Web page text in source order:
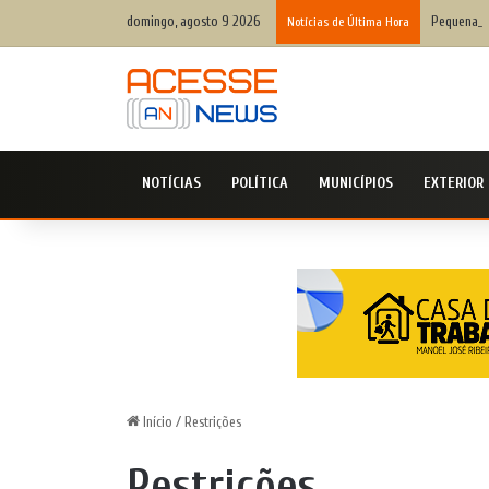
domingo, agosto 9 2026 Notícias de Última Hora
NOTÍCIAS POLÍTICA MUNICÍPIOS EXTERIOR
Início / Restrições